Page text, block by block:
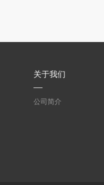
关于我们
公司简介